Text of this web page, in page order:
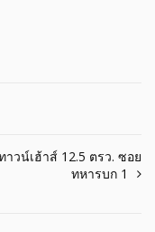
าวน์เฮ้าส์ 12.5 ตรว. ซอย
ทหารบก 1